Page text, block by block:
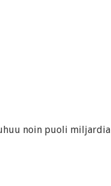
noin puoli miljardia